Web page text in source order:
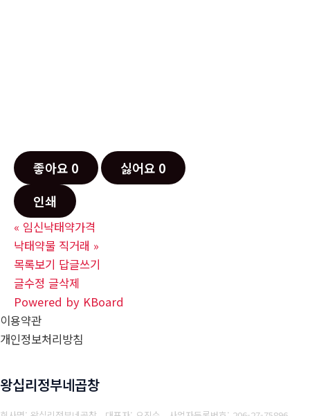
좋아요 0 싫어요 0
인쇄
« 임신낙­태약가격
낙­태약물 직거래 »
목록보기 답글쓰기
글수정 글삭제
Powered by KBoard
이용약관
개인정보처리방침
왕십리정부네곱창